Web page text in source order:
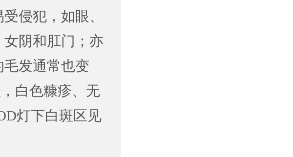
侵犯，如眼、
阴和肛门；亦
发通常也变
白色糠疹、无
灯下白斑区见